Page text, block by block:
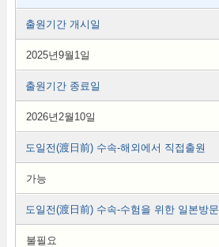
출원기간 개시일
2025년9월1일
출원기간 종료일
2026년2월10일
도일전(渡日前) 수속-해외에서 직접출원
가능
도일전(渡日前) 수속-수험을 위한 일본방문
불필요